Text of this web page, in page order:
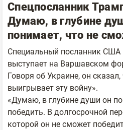
Спецпосланник
Думаю, в глубине
понимает, что не
Специальный посланник США
выступает на Варшавском
Говоря об Украине, он
выигрывает эту войну».
«Думаю, в глубине души он
победить. В долгосрочной
которой он не сможет